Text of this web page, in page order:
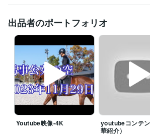
動画編集・映像制作 映像撮影
出品者のポートフォリオ
Youtube映像-4K
youtubeコンテ
華紹介）